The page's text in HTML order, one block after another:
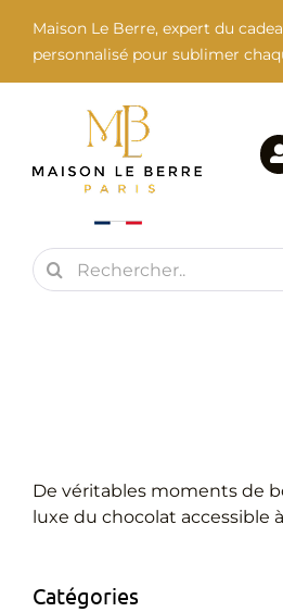
contenu
Maison Le Berre, expert du
personnalisé pour sublimer
Maison Le Berre
Cadeaux Personnalisés
Rechercher:
De véritables moments de
luxe du chocolat accessible
Catégories